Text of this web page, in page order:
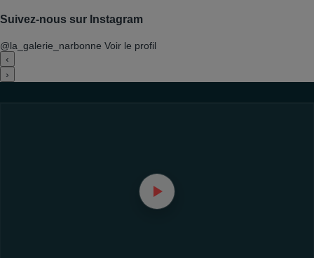
Suivez-nous sur Instagram
@la_galerie_narbonne Voir le profil
‹
›